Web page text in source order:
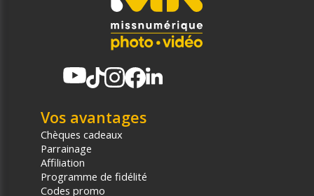
Vos avantages
Chèques cadeaux
Parrainage
Affiliation
Programme de fidélité
Codes promo